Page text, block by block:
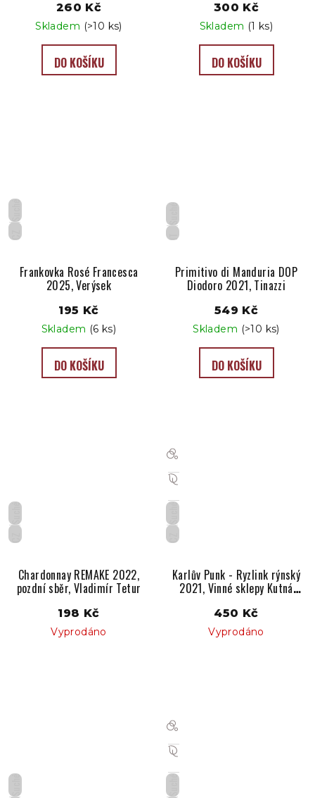
260 Kč
Skladem (>10 ks)
DO KOŠÍKU
300 Kč
Skladem (1 ks)
DO KOŠÍKU
CZ
Suché
Frankovka Rosé Francesca
2025, Verýsek
195 Kč
Skladem (6 ks)
DO KOŠÍKU
IT
Suché
Primitivo di Manduria DOP
Diodoro 2021, Tinazzi
549 Kč
Skladem (>10 ks)
DO KOŠÍKU
CZ
Suché
Chardonnay REMAKE 2022,
pozdní sběr, Vladimír Tetur
198 Kč
Vyprodáno
CZ
Suché
Karlův Punk - Ryzlink rýnský
2021, Vinné sklepy Kutná
450 Kč
Vyprodáno
Suché Suché